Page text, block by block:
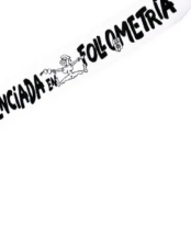
AÑADIR AL
CARRITO